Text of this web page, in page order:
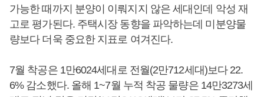
가능한 때까지 분양이 이뤄지지 않은 세대인데 악성 재
고로 평가된다. 주택시장 동향을 파악하는데 미분양물
량보다 더욱 중요한 지표로 여겨진다.
7월 착공은 1만6024세대로 전월(2만712세대)보다 22.
6% 감소했다. 올해 1~7월 누적 착공 물량은 14만3273세